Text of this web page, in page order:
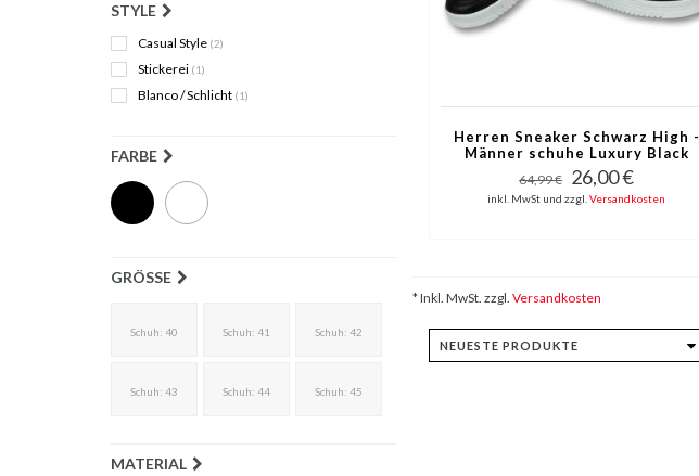
STYLE
Casual Style (2)
Stickerei (1)
Blanco / Schlicht (1)
FARBE
GRÖSSE
Schuh: 40 Schuh: 41 Schuh: 42
Schuh: 43 Schuh: 44 Schuh: 45
MATERIAL
Herren Sneaker Schwarz High -
Männer schuhe Luxury Black
White - CMS72
64,99 € 26,00 €
inkl. MwSt und zzgl.Versandkosten
* Inkl. MwSt. zzgl. Versandkosten